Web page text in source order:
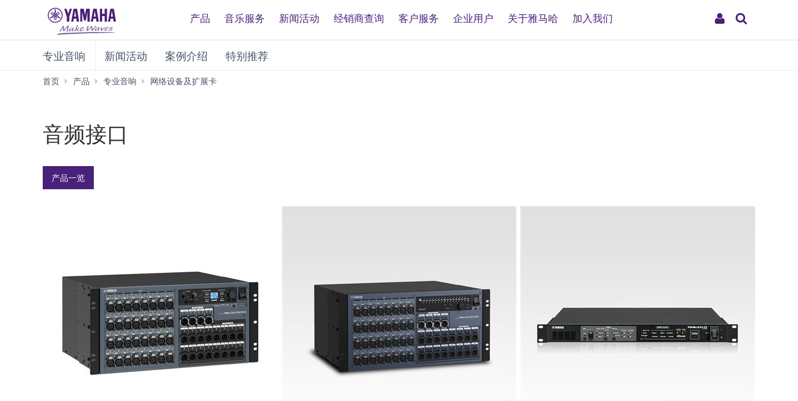
My
产品 音乐服务 新闻活动 经销商查询 客户服务 企业用户 关于雅马哈 加入我们
专业音响 新闻活动 案例介绍 特别推荐
首页 产品 专业音响 网络设备及扩展卡
音频接口
产品一览